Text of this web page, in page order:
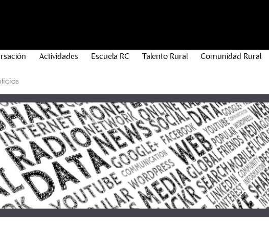
Actividades Escuela RC Talento Rural Comunidad Rural